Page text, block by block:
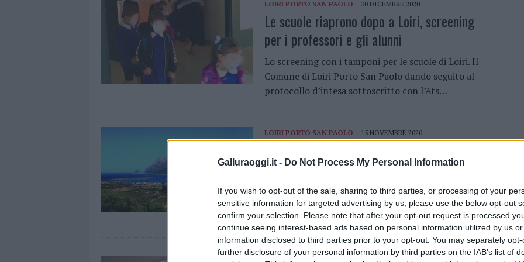
Galluraoggi.it - Do Not Process My Personal Information
If you wish to opt-out of the sale, sharing to third parties, or processing of your
sensitive information for targeted advertising by us, please use the below opt-out
confirm your selection. Please note that after your opt-out request is processed
continue seeing interest-based ads based on personal information utilized by us
information disclosed to third parties prior to your opt-out. You may separately
further disclosure of your personal information by third parties on the IAB’s list of
LOIRI PORTO SAN PAOLO 30 DICEMBRE 2020
Le scuole riaprono dopo a Loiri, screening
per i professori e gli alunni
Lo screening con i tamponi per le scuole di Loiri. Il
Comune di Loiri Porto San Paolo dando seguito al
protocollo d’intesa sottoscritto con l’Ats…
LOIRI PORTO SAN PAOLO 15 NOVEMBRE 2020
a Loiri, ok per il rientro a scuola
Buone notizie a Loiri Porto San Paolo. Sono risultati
tutti negativi i circa 60 tamponi antigienici eseguiti
ieri in mattinata nella palestra comunale di Loiri….